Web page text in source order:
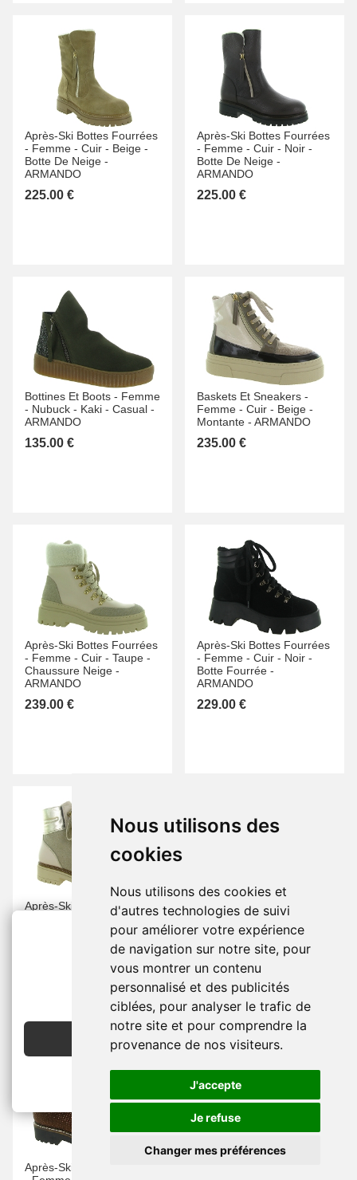
Nous utilisons des
cookies
Nous utilisons des cookies et
d'autres technologies de suivi
pour améliorer votre expérience
de navigation sur notre site, pour
vous montrer un contenu
personnalisé et des publicités
ciblées, pour analyser le trafic de
notre site et pour comprendre la
provenance de nos visiteurs.
J'accepte
Je refuse
Changer mes préférences
2€ OFFERTS
EN CRÉANT UN COMPTE
JE CRÉE MON COMPTE
Après-Ski Bottes Fourrées
- Femme - Cuir - Beige -
Botte De Neige -
ARMANDO
225.00 €
Après-Ski Bottes Fourrées
- Femme - Cuir - Noir -
Botte De Neige -
ARMANDO
225.00 €
Bottines Et Boots - Femme
- Nubuck - Kaki - Casual -
ARMANDO
135.00 €
Baskets Et Sneakers -
Femme - Cuir - Beige -
Montante - ARMANDO
235.00 €
Après-Ski Bottes Fourrées
- Femme - Cuir - Taupe -
Chaussure Neige -
ARMANDO
239.00 €
Après-Ski Bottes Fourrées
- Femme - Cuir - Noir -
Botte Fourrée -
ARMANDO
229.00 €
Après-Ski Bottes Fourrées
Beige -
Après-Ski Bottes Fourrées
- Femme - Nubuck -
Marron - Chaussure Neige
-ARMANDO
239.00 €
-60 %
Après-Ski Bottes Fourrées